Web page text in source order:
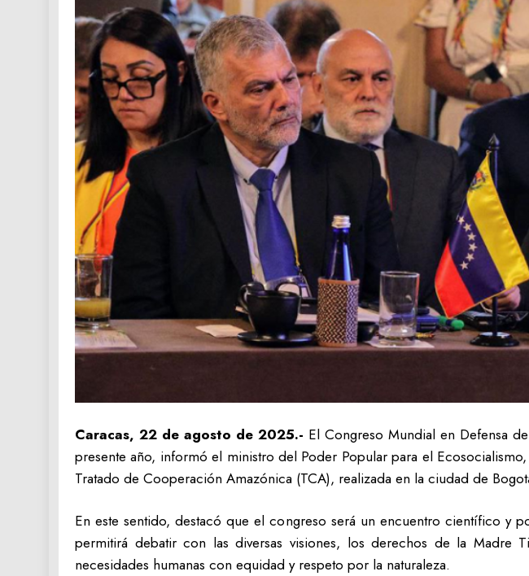
Caracas, 22 de agosto de 2025.- El Congreso Mundial en Defensa
presente año, informó el ministro del Poder Popular para el Ecosocialismo,
Tratado de Cooperación Amazónica (TCA), realizada en la ciudad de
En este sentido, destacó que el congreso será un encuentro científico y
permitirá debatir con las diversas visiones, los derechos de la
necesidades humanas con equidad y respeto por la naturaleza.